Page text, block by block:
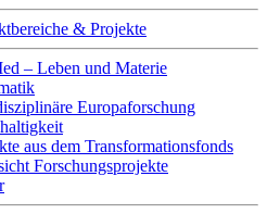
& Projekte
– Leben und Materie
Europaforschung
aus dem Transformationsfonds
Forschungsprojekte